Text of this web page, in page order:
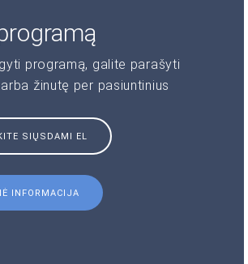
programą, galite parašyti
žinutę per pasiuntinius
SIŲSDAMI EL
INFORMACIJA